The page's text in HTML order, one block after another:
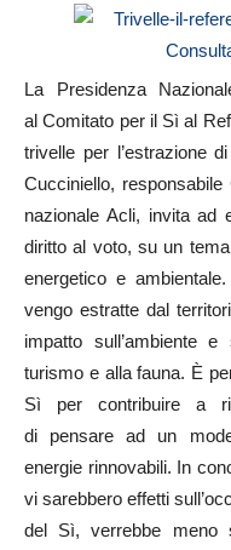
La Presidenza
al Comitato per il Sì al
trivelle per l’estrazione
Cucciniello,
nazionale Acli, invita ad
diritto al voto, su un
energetico e
vengo estratte dal
impatto sull’ambiente
turismo e alla fauna. È
Sì per contribuire a
di pensare ad un
energie rinnovabili. In
vi sarebbero effetti
del Sì, verrebbe meno